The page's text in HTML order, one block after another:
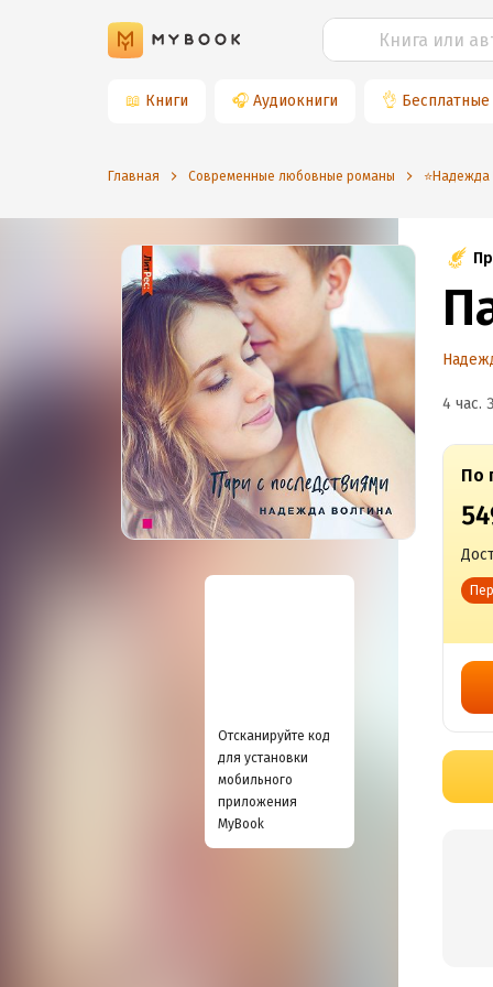
📖 Книги 🎧 Аудиокниги 👌 Бесплатные
Главная Современные любовные романы ⭐️Надежда
Отсканируйте код
для установки
мобильного
приложения
MyBook
4 час.
По